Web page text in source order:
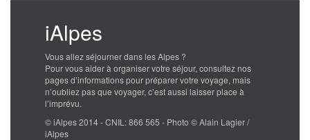
iAlpes
Vous allez séjourner dans les Alpes ?
Pour vous aider à organiser votre séjour, consultez nos
pages d’informations pour préparer votre voyage, mais
n’oubliez pas que voyager, c’est aussi laisser place à
l’imprévu.
© iAlpes 2014 - CNIL: 866 565 - Photo © Alain Lagier /
iAlpes